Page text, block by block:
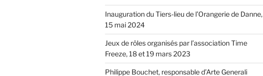
Inauguration du Tiers-lieu de l’Orangerie de Danne,
15 mai 2024
Jeux de rôles organisés par l’association Time
Freeze, 18 et 19 mars 2023
Philippe Bouchet, responsable d’Arte Generali